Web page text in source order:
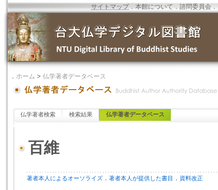
サイトマップ．本館について ．諮問委員会 ．
． ホーム > 仏学著者データベース
仏学著者検索 検索結果 仏学著者データベース
百維
著者本人によるオーソライズ ． 著者本人が提供した書目 ． 資料改正